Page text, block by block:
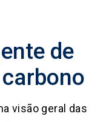
de
visão geral das